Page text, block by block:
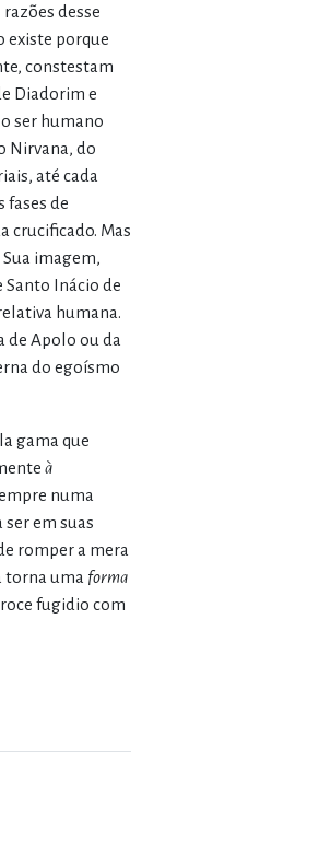
desse
existe porque
constestam
Diadorim e
ser humano
Nirvana, do
até cada
fases de
crucificado. Mas
imagem,
Santo Inácio de
humana.
de Apolo ou da
do egoísmo
gama que
à
numa
em suas
romper a mera
torna uma forma
fugidio com